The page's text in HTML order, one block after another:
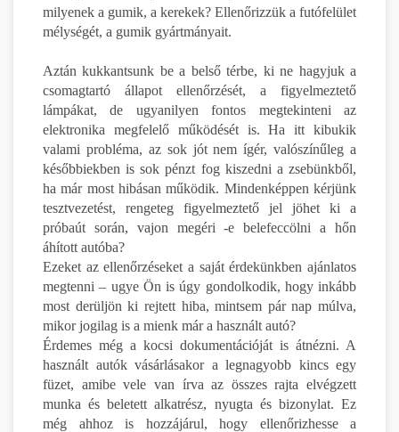
milyenek a gumik, a kerekek? Ellenőrizzük a futófelület
mélységét, a gumik gyártmányait.
Aztán kukkantsunk be a belső térbe, ki ne hagyjuk a
csomagtartó állapot ellenőrzését, a figyelmeztető
lámpákat, de ugyanilyen fontos megtekinteni az
elektronika megfelelő működését is. Ha itt kibukik
valami probléma, az sok jót nem ígér, valószínűleg a
későbbiekben is sok pénzt fog kiszedni a zsebünkből,
ha már most hibásan működik. Mindenképpen kérjünk
tesztvezetést, rengeteg figyelmeztető jel jöhet ki a
próbaút során, vajon megéri -e belefeccölni a hőn
áhított autóba?
Ezeket az ellenőrzéseket a saját érdekünkben ajánlatos
megtenni – ugye Ön is úgy gondolkodik, hogy inkább
most derüljön ki rejtett hiba, mintsem pár nap múlva,
mikor jogilag is a mienk már a használt autó?
Érdemes még a kocsi dokumentációját is átnézni. A
használt autók vásárlásakor a legnagyobb kincs egy
füzet, amibe vele van írva az összes rajta elvégzett
munka és beletett alkatrész, nyugta és bizonylat. Ez
még ahhoz is hozzájárul, hogy ellenőrizhesse a